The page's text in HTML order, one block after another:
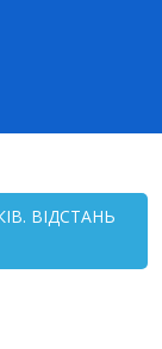
ВІДСТАНЬ